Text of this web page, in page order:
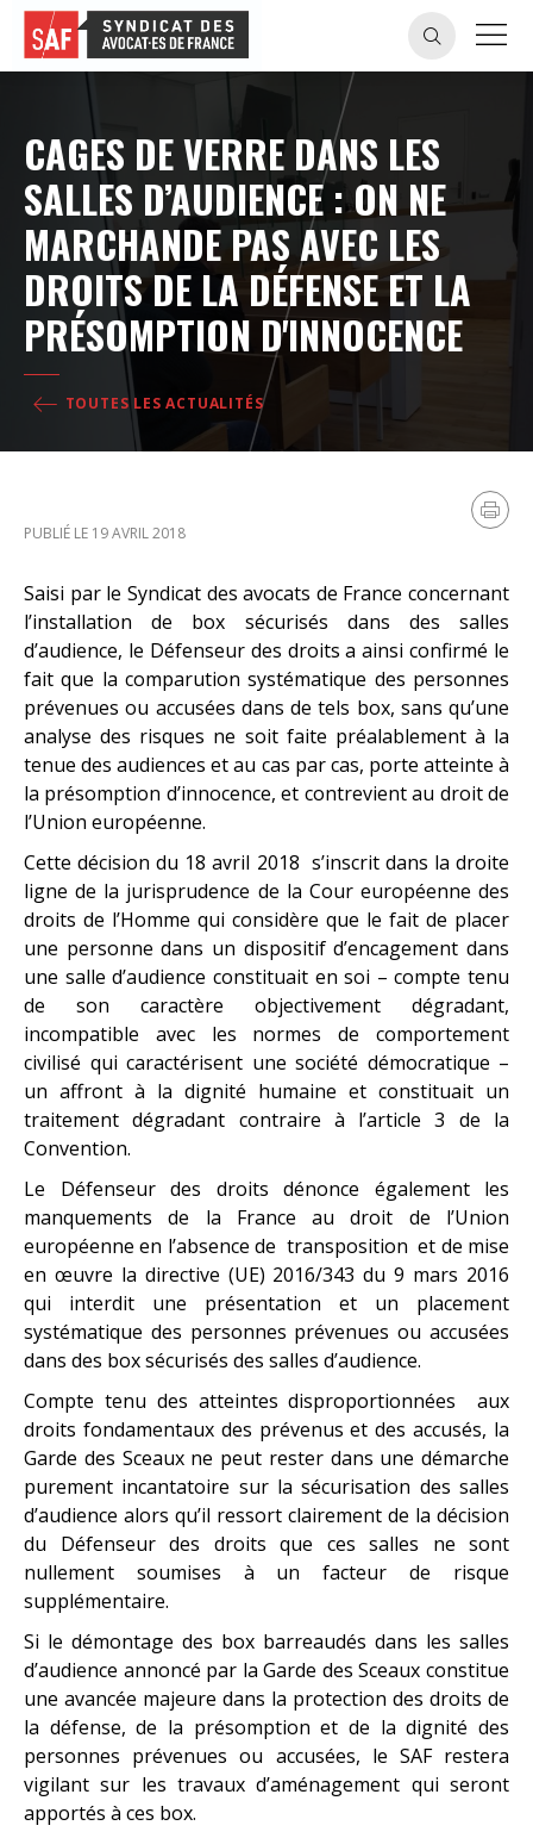
CAGES DE VERRE DANS LES
SALLES D’AUDIENCE : ON NE
MARCHANDE PAS AVEC LES
DROITS DE LA DÉFENSE ET LA
PRÉSOMPTION D'INNOCENCE
TOUTES LES ACTUALITÉS
PUBLIÉ LE 19 AVRIL 2018
Saisi par le Syndicat des avocats de France concernant
l’installation de box sécurisés dans des salles
d’audience, le Défenseur des droits a ainsi confirmé le
fait que la comparution systématique des personnes
prévenues ou accusées dans de tels box, sans qu’une
analyse des risques ne soit faite préalablement à la
tenue des audiences et au cas par cas, porte atteinte à
la présomption d’innocence, et contrevient au droit de
l’Union européenne.
Cette décision du 18 avril 2018 s’inscrit dans la droite
ligne de la jurisprudence de la Cour européenne des
droits de l’Homme qui considère que le fait de placer
une personne dans un dispositif d’encagement dans
une salle d’audience constituait en soi – compte tenu
de son caractère objectivement dégradant,
incompatible avec les normes de comportement
civilisé qui caractérisent une société démocratique –
un affront à la dignité humaine et constituait un
traitement dégradant contraire à l’article 3 de la
Convention.
Le Défenseur des droits dénonce également les
manquements de la France au droit de l’Union
européenne en l’absence de transposition et de mise
en œuvre la directive (UE) 2016/343 du 9 mars 2016
qui interdit une présentation et un placement
systématique des personnes prévenues ou accusées
dans des box sécurisés des salles d’audience.
Compte tenu des atteintes disproportionnées aux
droits fondamentaux des prévenus et des accusés, la
Garde des Sceaux ne peut rester dans une démarche
purement incantatoire sur la sécurisation des salles
d’audience alors qu’il ressort clairement de la décision
du Défenseur des droits que ces salles ne sont
nullement soumises à un facteur de risque
supplémentaire.
Si le démontage des box barreaudés dans les salles
d’audience annoncé par la Garde des Sceaux constitue
une avancée majeure dans la protection des droits de
la défense, de la présomption et de la dignité des
personnes prévenues ou accusées, le SAF restera
vigilant sur les travaux d’aménagement qui seront
apportés à ces box.